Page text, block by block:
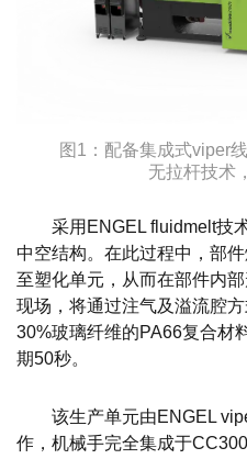
图1：配备集成式viper
无拉杆技术
采用ENGEL fluidmelt技
中空结构。在此过程中，部
至塑化单元，从而在部件内
现场，将通过注气及溢流腔
30%玻璃纤维的PA66复合材
期50秒。
该生产单元由ENGEL
作，机械手完全集成于